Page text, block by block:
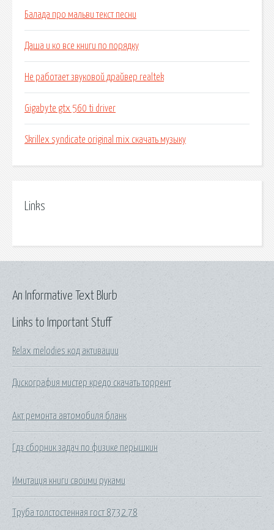
Балада про мальви текст песни
Даша и ко все книги по порядку
Не работает звуковой драйвер realtek
Gigabyte gtx 560 ti driver
Skrillex syndicate original mix скачать музыку
Links
Links to Important Stuff
Relax melodies код активации
Дискография мистер кредо скачать торрент
Акт ремонта автомобиля бланк
Гдз сборник задач по физике перышкин
Имитация книги своими руками
Труба толстостенная гост 8732 78
An Informative Text Blurb